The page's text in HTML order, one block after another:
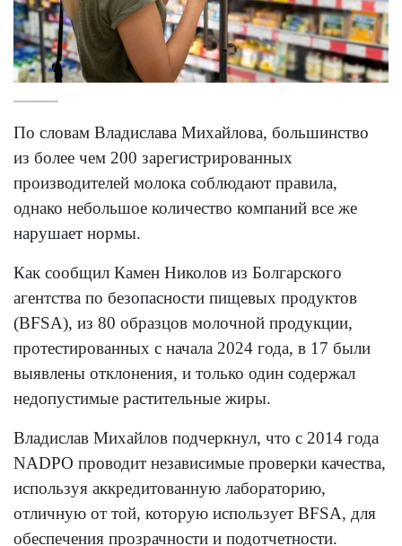
По словам Владислава Михайлова, большинство
из более чем 200 зарегистрированных
производителей молока соблюдают правила,
однако небольшое количество компаний все же
нарушает нормы.
Как сообщил Камен Николов из Болгарского
агентства по безопасности пищевых продуктов
(BFSA), из 80 образцов молочной продукции,
протестированных с начала 2024 года, в 17 были
выявлены отклонения, и только один содержал
недопустимые растительные жиры.
Владислав Михайлов подчеркнул, что с 2014 года
NADPO проводит независимые проверки качества,
используя аккредитованную лабораторию,
отличную от той, которую использует BFSA, для
обеспечения прозрачности и подотчетности.